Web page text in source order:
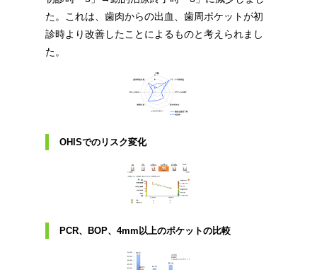
た。これは、歯肉からの出血、歯周ポケットが初
診時より改善したことによるものと考えられまし
た。
OHISでのリスク変化
PCR、BOP、4mm以上のポケットの比較